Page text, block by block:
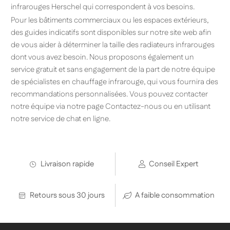
infrarouges Herschel qui correspondent à vos besoins.
Pour les bâtiments commerciaux ou les espaces extérieurs,
des guides indicatifs sont disponibles sur notre site web afin
de vous aider à déterminer la taille des radiateurs infrarouges
dont vous avez besoin. Nous proposons également un
service gratuit et sans engagement de la part de notre équipe
de spécialistes en chauffage infrarouge, qui vous fournira des
recommandations personnalisées. Vous pouvez contacter
notre équipe via notre page Contactez-nous ou en utilisant
notre service de chat en ligne.
Livraison rapide Conseil Expert
Retours sous 30 jours A faible consommation